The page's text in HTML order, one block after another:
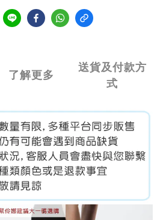
了解更多
送貨及付款方
式